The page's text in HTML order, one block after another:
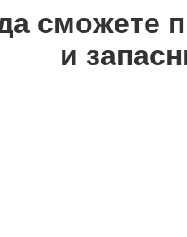
сможете
и